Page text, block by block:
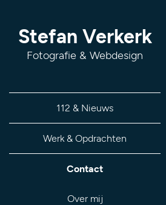
Stefan Verkerk
Fotografie & Webdesign
112 & Nieuws
Werk & Opdrachten
Contact
Over mij